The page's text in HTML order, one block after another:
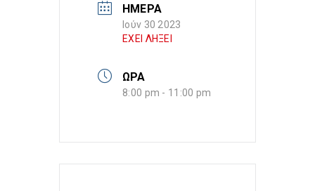
ΗΜΕΡΑ
Ιούν 30 2023
ΕΧΕΙ ΛΗΞΕΙ
ΩΡΑ
8:00 pm - 11:00 pm